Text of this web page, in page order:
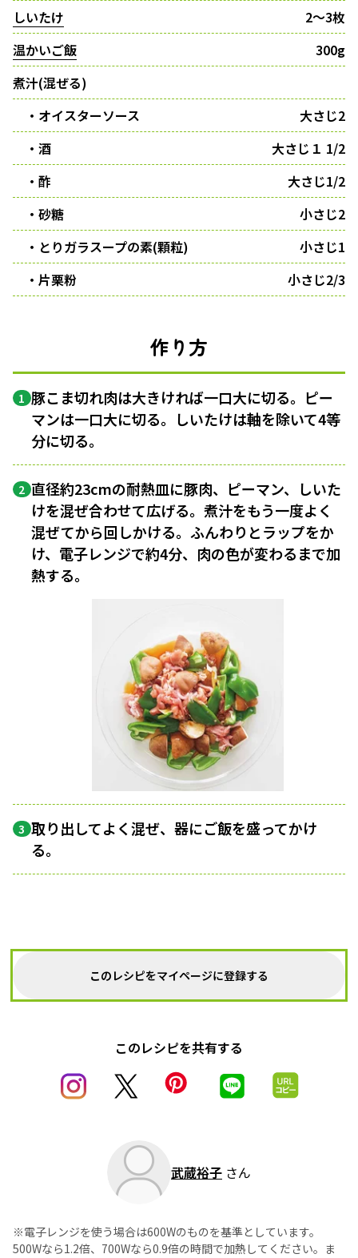
しいたけ
2～3枚
温かいご飯
300g
煮汁(混ぜる)
・オイスターソース
大さじ2
・酒
大さじ１ 1/2
・酢
大さじ1/2
・砂糖
小さじ2
・とりガラスープの素(顆粒)
小さじ1
・片栗粉
小さじ2/3
作り方
1 豚こま切れ肉は大きければ一口大に切る。ピー
マンは一口大に切る。しいたけは軸を除いて4等
分に切る。
2 直径約23cmの耐熱皿に豚肉、ピーマン、しいた
けを混ぜ合わせて広げる。煮汁をもう一度よく
混ぜてから回しかける。ふんわりとラップをか
け、電子レンジで約4分、肉の色が変わるまで加
熱する。
3 取り出してよく混ぜ、器にご飯を盛ってかけ
る。
このレシピをマイページに登録する
このレシピを共有する
武蔵裕子 さん
※電子レンジを使う場合は600Wのものを基準としています。
500Wなら1.2倍、700Wなら0.9倍の時間で加熱してください。ま